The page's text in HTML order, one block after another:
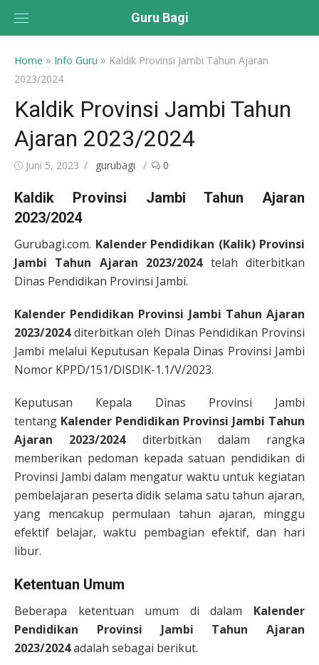
Guru Bagi
Home » Info Guru » Kaldik Provinsi Jambi Tahun Ajaran
2023/2024
Kaldik Provinsi Jambi Tahun
Ajaran 2023/2024
Posted
Juni 5, 2023 Author
gurubagi 0
Kaldik Provinsi Jambi Tahun Ajaran
2023/2024
Gurubagi.com. Kalender Pendidikan (Kalik) Provinsi
Jambi Tahun Ajaran 2023/2024 telah diterbitkan
Dinas Pendidikan Provinsi Jambi.
Kalender Pendidikan Provinsi Jambi Tahun Ajaran
2023/2024diterbitkan oleh Dinas Pendidikan Provinsi
Jambi melalui Keputusan Kepala Dinas Provinsi Jambi
Nomor KPPD/151/DISDIK-1.1/V/2023.
Keputusan Kepala Dinas Provinsi Jambi
tentang Kalender Pendidikan Provinsi Jambi Tahun
Ajaran 2023/2024diterbitkan dalam rangka
memberikan pedoman kepada satuan pendidikan di
Provinsi Jambi dalam mengatur waktu untuk kegiatan
pembelajaran peserta didik selama satu tahun ajaran,
yang mencakup permulaan tahun ajaran, minggu
efektif belajar, waktu pembagian efektif, dan hari
libur.
Ketentuan Umum
Beberapa ketentuan umum di dalam Kalender
Pendidikan Provinsi Jambi Tahun Ajaran
2023/2024adalah sebagai berikut.